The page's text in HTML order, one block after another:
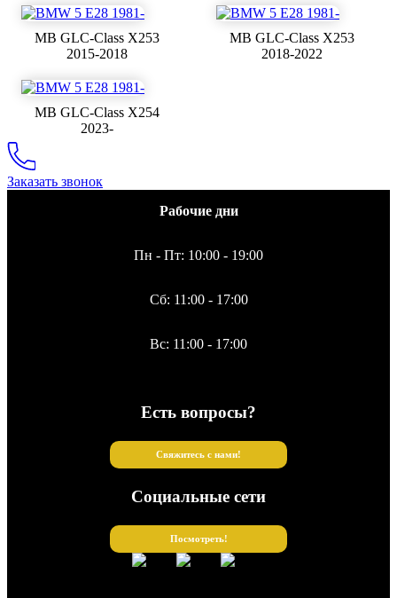
MB GLC-Class X253
2015-2018
MB GLC-Class X253
2018-2022
MB GLC-Class X254
2023-
Заказать звонок
Рабочие дни
Пн - Пт: 10:00 - 19:00
Сб: 11:00 - 17:00
Вс: 11:00 - 17:00
Есть вопросы?
Свяжитесь с нами!
Социальные сети
Посмотреть!